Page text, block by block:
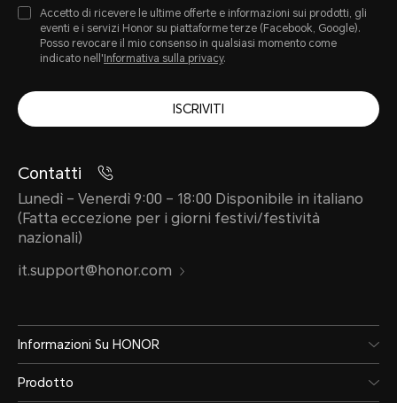
Accetto di ricevere le ultime offerte e informazioni sui prodotti, gli
eventi e i servizi Honor su piattaforme terze (Facebook, Google).
Posso revocare il mio consenso in qualsiasi momento come
indicato nell' Informativa sulla privacy.
ISCRIVITI
Contatti
Lunedì – Venerdì 9:00 – 18:00 Disponibile in italiano
(Fatta eccezione per i giorni festivi/festività
nazionali)
it.support@honor.com
Informazioni Su HONOR
Prodotto